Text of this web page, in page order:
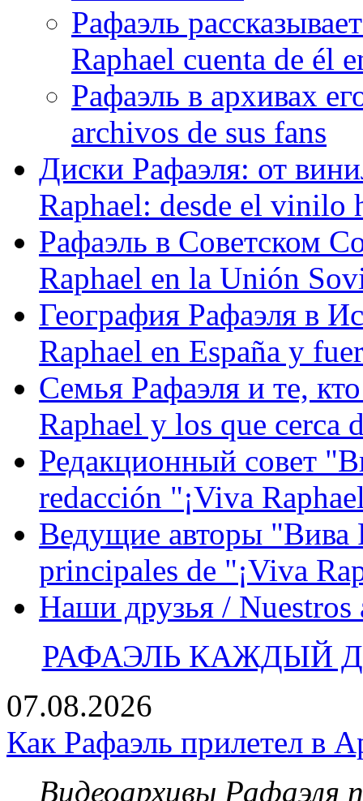
Рафаэль
Raphael cuenta de él
Рафаэль в архивах
archivos de sus fans
Диски Рафаэля: от
Raphael: desde el vinilo
Рафаэль в Советском
Raphael en la Unión
География Рафаэля в
Raphael en España y
Семья Рафаэля и те,
Raphael y los que cerca
Редакционный совет
redacción "¡Viva
Ведущие авторы "Вива
principales de "¡Viva
Наши друзья / Nuestros
РАФАЭЛЬ КАЖДЫЙ
07.08.2026
Как Рафаэль прилетел в
Видеоархивы Рафаэля